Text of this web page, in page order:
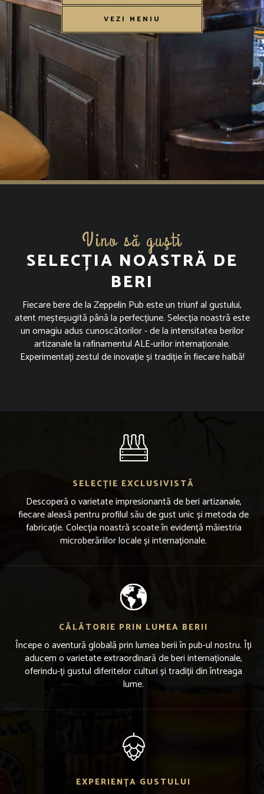
VEZI MENIU
Vino să guşti
SELECȚIA NOASTRĂ DE
BERI
Fiecare bere de la Zeppelin Pub este un triunf al gustului,
atent meșteșugită până la perfecțiune. Selecția noastră este
un omagiu adus cunoscătorilor - de la intensitatea berilor
artizanale la rafinamentul ALE-urilor internaționale.
Experimentați zestul de inovație și tradiție în fiecare halbă!
SELECȚIE EXCLUSIVISTĂ
Descoperă o varietate impresionantă de beri artizanale,
fiecare aleasă pentru profilul său de gust unic și metoda de
fabricație. Colecția noastră scoate în evidență măiestria
microberăriilor locale și internaționale.
CĂLĂTORIE PRIN LUMEA BERII
Începe o aventură globală prin lumea berii în pub-ul nostru. Îți
aducem o varietate extraordinară de beri internaționale,
oferindu-ți gustul diferitelor culturi și tradiții din întreaga
lume.
EXPERIENȚA GUSTULUI